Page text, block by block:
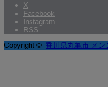
X
Facebook
Instagram
RSS
Copyright © 香川県丸亀市 メン